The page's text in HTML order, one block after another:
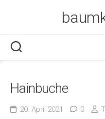
Hainbuche
20. April 2021 0